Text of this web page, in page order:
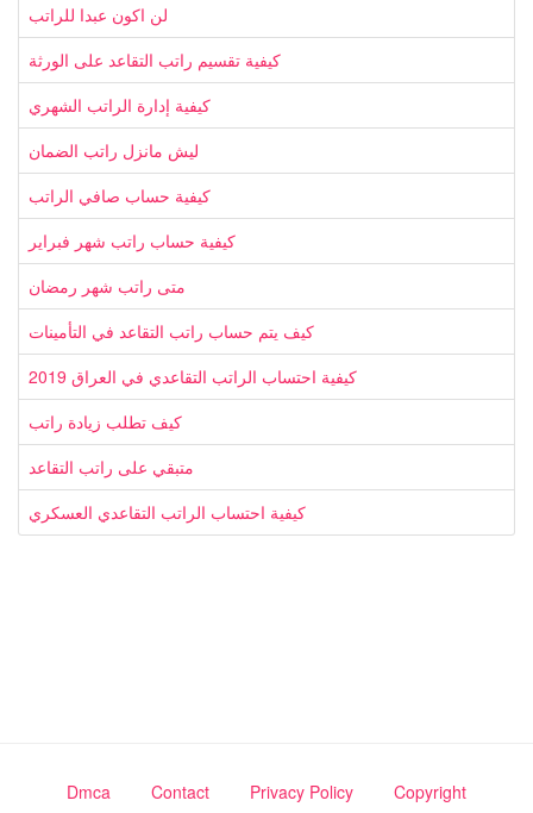
لن اكون عبدا للراتب
كيفية تقسيم راتب التقاعد على الورثة
كيفية إدارة الراتب الشهري
ليش مانزل راتب الضمان
كيفية حساب صافي الراتب
كيفية حساب راتب شهر فبراير
متى راتب شهر رمضان
كيف يتم حساب راتب التقاعد في التأمينات
كيفية احتساب الراتب التقاعدي في العراق 2019
كيف تطلب زيادة راتب
متبقي على راتب التقاعد
كيفية احتساب الراتب التقاعدي العسكري
Dmca Contact Privacy Policy Copyright